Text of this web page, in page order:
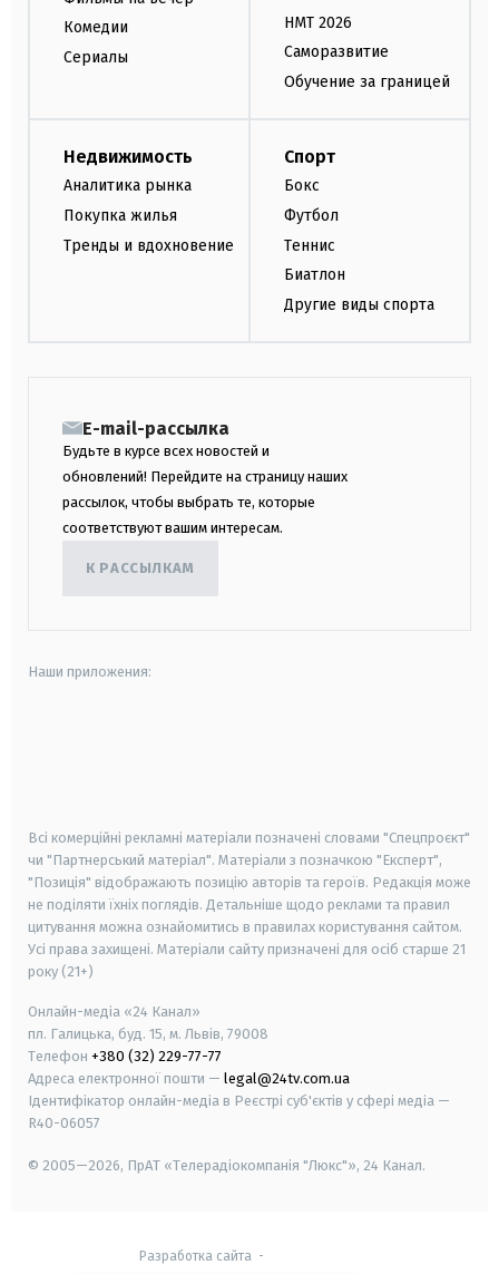
Комедии
Сериалы
НМТ 2026
Саморазвитие
Обучение за границей
Недвижимость
Аналитика рынка
Покупка жилья
Тренды и вдохновение
Спорт
Бокс
Футбол
Теннис
Биатлон
Другие виды спорта
E-mail-рассылка
Будьте в курсе всех новостей и
обновлений! Перейдите на страницу наших
рассылок, чтобы выбрать те, которые
соответствуют вашим интересам.
К РАССЫЛКАМ
Наши приложения:
Всі комерційні рекламні матеріали позначені словами "Спецпроєкт"
чи "Партнерський матеріал". Матеріали з позначкою "Експерт",
"Позиція" відображають позицію авторів та героїв. Редакція може
не поділяти їхніх поглядів. Детальніше щодо реклами та правил
цитування можна ознайомитись в правилах користування сайтом.
Усі права захищені. Матеріали сайту призначені для осіб старше 21
року (21+)
Онлайн-медіа «24 Канал»
пл. Галицька, буд. 15, м. Львів, 79008
Телефон +380 (32) 229-77-77
Адреса електронної пошти — legal@24tv.com.ua
Ідентифікатор онлайн-медіа в Реєстрі суб'єктів у сфері медіа —
R40-06057
© 2005—2026, ПрАТ «Телерадіокомпанія "Люкс"», 24 Канал.
Разработка сайта -